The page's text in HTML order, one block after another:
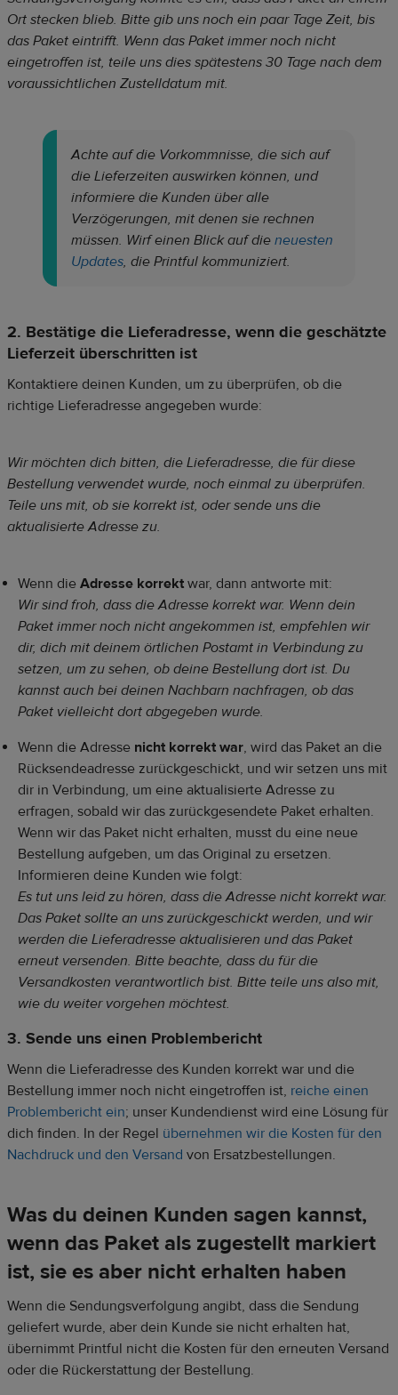
Ort stecken blieb. Bitte gib uns noch ein paar Tage Zeit, bis
das Paket eintrifft. Wenn das Paket immer noch nicht
eingetroffen ist, teile uns dies spätestens 30 Tage nach dem
voraussichtlichen Zustelldatum mit.
Achte auf die Vorkommnisse, die sich auf
die Lieferzeiten auswirken können, und
informiere die Kunden über alle
Verzögerungen, mit denen sie rechnen
müssen. Wirf einen Blick auf die neuesten
Updates, die Printful kommuniziert.
2. Bestätige die Lieferadresse, wenn die geschätzte
Lieferzeit überschritten ist
Kontaktiere deinen Kunden, um zu überprüfen, ob die
richtige Lieferadresse angegeben wurde:
Wir möchten dich bitten, die Lieferadresse, die für diese
Bestellung verwendet wurde, noch einmal zu überprüfen.
Teile uns mit, ob sie korrekt ist, oder sende uns die
aktualisierte Adresse zu.
Wenn die Adresse korrekt war, dann antworte mit:
Wir sind froh, dass die Adresse korrekt war. Wenn dein
Paket immer noch nicht angekommen ist, empfehlen wir
dir, dich mit deinem örtlichen Postamt in Verbindung zu
setzen, um zu sehen, ob deine Bestellung dort ist. Du
kannst auch bei deinen Nachbarn nachfragen, ob das
Paket vielleicht dort abgegeben wurde.
Wenn die Adresse nicht korrekt war, wird das Paket an die
Rücksendeadresse zurückgeschickt, und wir setzen uns mit
dir in Verbindung, um eine aktualisierte Adresse zu
erfragen, sobald wir das zurückgesendete Paket erhalten.
Wenn wir das Paket nicht erhalten, musst du eine neue
Bestellung aufgeben, um das Original zu ersetzen.
Informieren deine Kunden wie folgt:
Es tut uns leid zu hören, dass die Adresse nicht korrekt war.
Das Paket sollte an uns zurückgeschickt werden, und wir
werden die Lieferadresse aktualisieren und das Paket
erneut versenden. Bitte beachte, dass du für die
Versandkosten verantwortlich bist. Bitte teile uns also mit,
wie du weiter vorgehen möchtest.
3. Sende uns einen Problembericht
Wenn die Lieferadresse des Kunden korrekt war und die
Bestellung immer noch nicht eingetroffen ist, reiche einen
Problembericht ein; unser Kundendienst wird eine Lösung für
dich finden. In der Regel übernehmen wir die Kosten für den
Nachdruck und den Versand von Ersatzbestellungen.
Was du deinen Kunden sagen kannst,
wenn das Paket als zugestellt markiert
ist, sie es aber nicht erhalten haben
Wenn die Sendungsverfolgung angibt, dass die Sendung
geliefert wurde, aber dein Kunde sie nicht erhalten hat,
übernimmt Printful nicht die Kosten für den erneuten Versand
oder die Rückerstattung der Bestellung.